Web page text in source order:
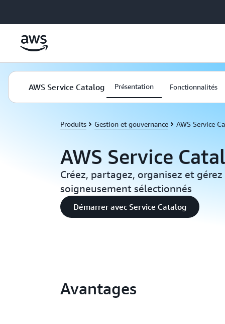
AWS Service Catalog Présentation Fonctionnalités
Produits Gestion et gouvernance AWS Service
AWS Service
Créez, partagez, organisez et
soigneusement sélectionnés
Démarrer avec Service Catalog
Avantages